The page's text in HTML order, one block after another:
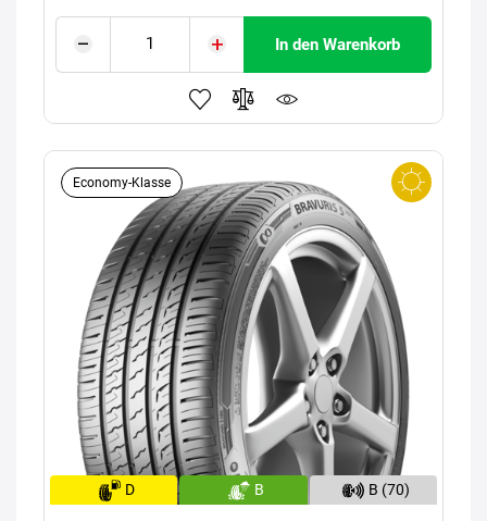
In den Warenkorb
Economy-Klasse
D B B (70)